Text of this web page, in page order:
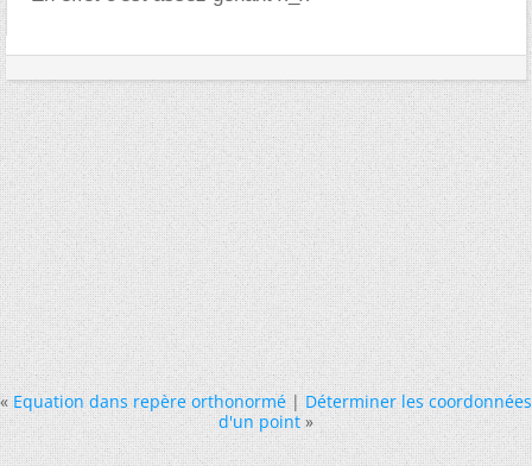
« Equation dans repère orthonormé|Déterminer les coordonnées
d'un point »